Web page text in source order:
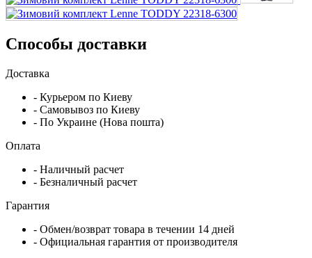
Способы доставки
Доставка
- Курьером по Киеву
- Самовывоз по Киеву
- По Украине (Нова пошта)
Оплата
- Наличный расчет
- Безналичный расчет
Гарантия
- Обмен/возврат товара в течении 14 дней
- Официальная гарантия от производителя